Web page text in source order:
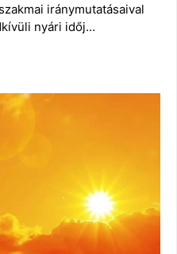
iránymutatásaival
nyári időj…